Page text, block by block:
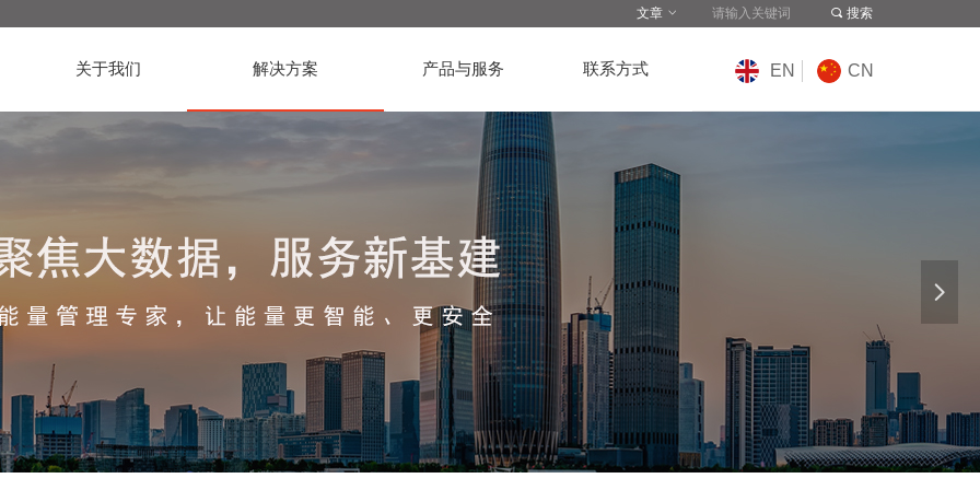
끠 搜索
文章 ꀁ
关于我们 产品与服务 联系方式
解决方案 EN CN
넲